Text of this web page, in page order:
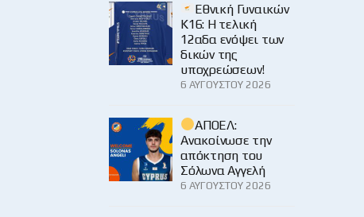
Εθνική Γυναικών
Κ16: Η τελική
12αδα ενόψει των
δικών της
υποχρεώσεων!
6 ΑΥΓΟΎΣΤΟΥ 2026
ΑΠΟΕΛ:
Ανακοίνωσε την
απόκτηση του
Σόλωνα Αγγελή
6 ΑΥΓΟΎΣΤΟΥ 2026